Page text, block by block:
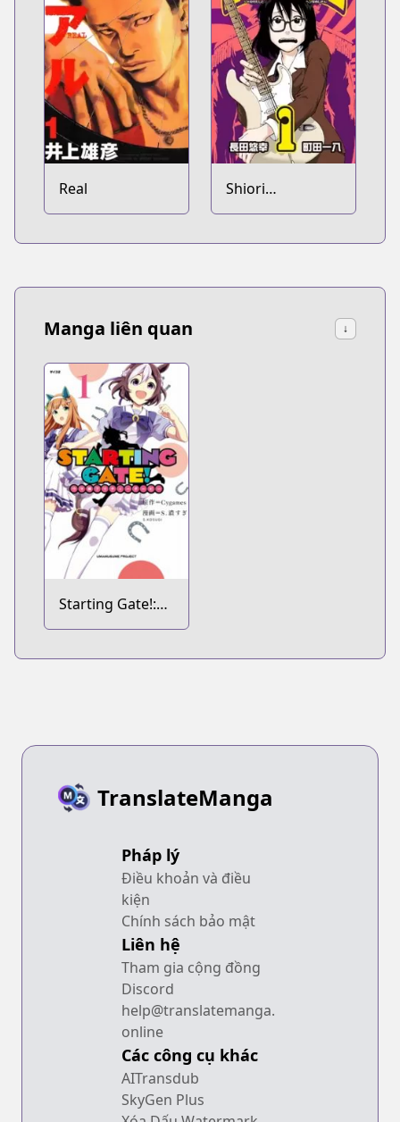
Real
Shiori
Experience: Jimi
Manga liên quan ↓
Starting Gate!:
Uma Musume
TranslateManga
Pháp lý
Điều khoản và điều
kiện
Chính sách bảo mật
Liên hệ
Tham gia cộng đồng
Discord
help@translatemanga.
online
Các công cụ khác
AITransdub
SkyGen Plus